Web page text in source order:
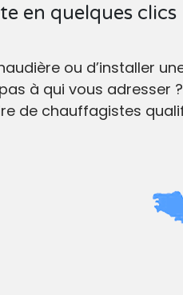
en quelques clics
ou d’installer
à qui vous adresser
de chauffagistes